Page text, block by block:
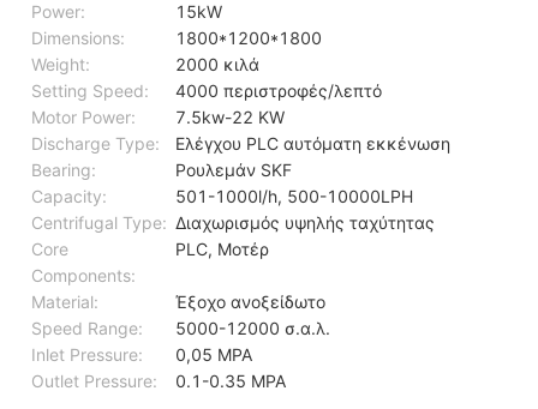
Power:
15kW
Dimensions:
1800*1200*1800
Weight:
2000 κιλά
Setting Speed:
4000 περιστροφές/λεπτό
Motor Power:
7.5kw-22 KW
Discharge Type:
Ελέγχου PLC αυτόματη εκκένωση
Bearing:
Ρουλεμάν SKF
Capacity:
501-1000l/h, 500-10000LPH
Centrifugal Type: Διαχωρισμός υψηλής ταχύτητας
Core
Components:
PLC, Μοτέρ
Material:
Έξοχο ανοξείδωτο
Speed Range:
5000-12000 σ.α.λ.
Inlet Pressure:
0,05 MPA
Outlet Pressure:
0.1-0.35 MPA